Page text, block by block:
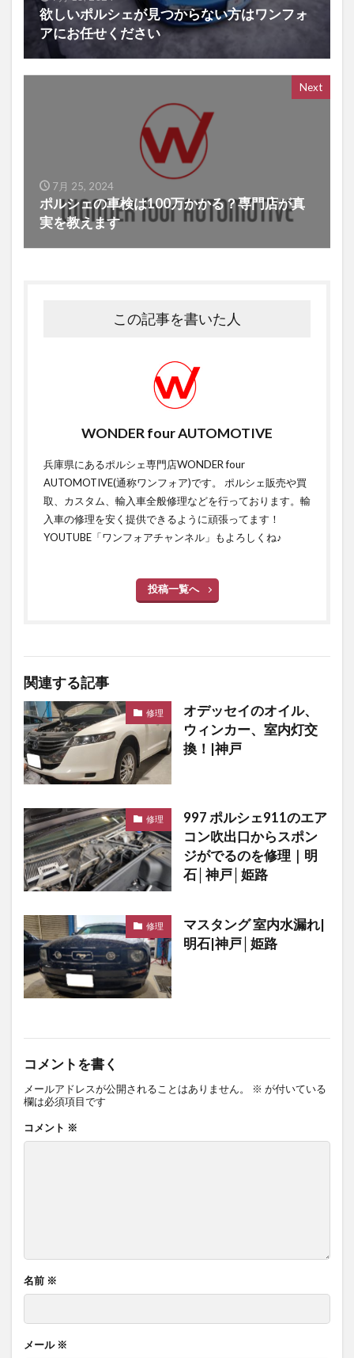
欲しいポルシェが見つからない方はワンフォ
アにお任せください
Next
7月 25, 2024
ポルシェの車検は100万かかる？専門店が真
実を教えます
この記事を書いた人
WONDER four AUTOMOTIVE
兵庫県にあるポルシェ専門店WONDER four
AUTOMOTIVE(通称ワンフォア)です。 ポルシェ販売や買
取、カスタム、輸入車全般修理などを行っております。輸
入車の修理を安く提供できるように頑張ってます！
YOUTUBE「ワンフォアチャンネル」もよろしくね♪
投稿一覧へ
関連する記事
修理
オデッセイのオイル、
ウィンカー、室内灯交
換！|神戸
修理
997 ポルシェ911のエア
コン吹出口からスポン
ジがでるのを修理｜明
石│神戸│姫路
修理
マスタング 室内水漏れ|
明石|神戸│姫路
コメントを書く
メールアドレスが公開されることはありません。 ※ が付いている
欄は必須項目です
コメント ※
名前 ※
メール ※